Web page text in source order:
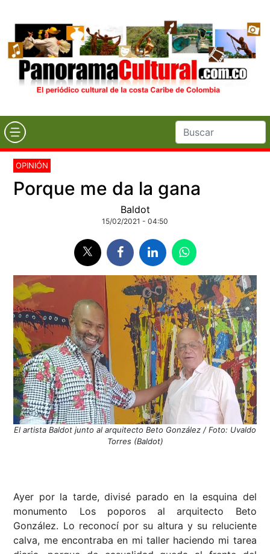
OPINIÓN
Porque me da la gana
Baldot
15/02/2021 - 04:50
El artista Baldot junto al arquitecto Beto González / Foto: Uvaldo
Torres (Baldot)
Ayer por la tarde, divisé parado en la esquina del
monumento Los poporos al arquitecto Beto
González. Lo reconocí por su altura y su reluciente
calva, me encontraba en mi taller haciendo mi tarea